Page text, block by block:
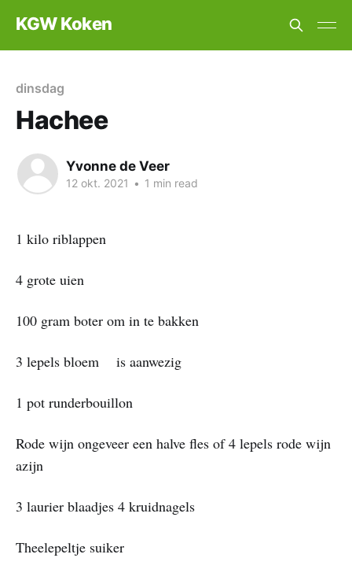
KGW Koken
dinsdag
Hachee
Yvonne de Veer
12 okt. 2021 • 1 min read
1 kilo riblappen
4 grote uien
100 gram boter om in te bakken
3 lepels bloem is aanwezig
1 pot runderbouillon
Rode wijn ongeveer een halve fles of 4 lepels rode wijn
azijn
3 laurier blaadjes 4 kruidnagels
Theelepeltje suiker